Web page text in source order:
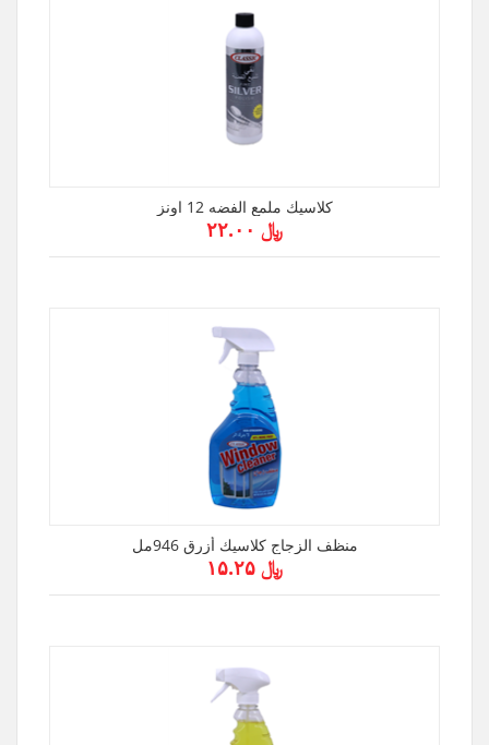
كلاسيك ملمع الفضه 12 اونز
﷼ ۲۲.۰۰
منظف الزجاج كلاسيك أزرق 946مل
﷼ ۱۵.۲۵